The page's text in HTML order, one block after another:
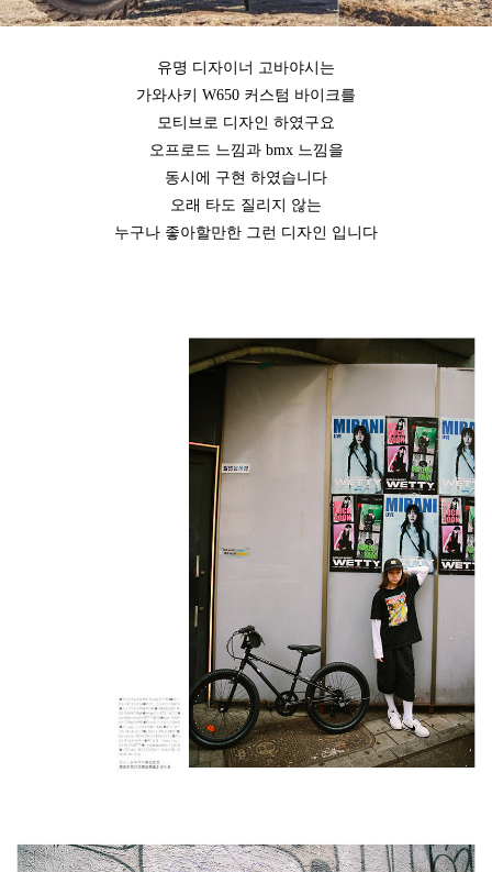
유명 디자이너 고바야시는
가와사키 W650 커스텀 바이크를
모티브로 디자인 하였구요
오프로드 느낌과 bmx 느낌을
동시에 구현 하였습니다
오래 타도 질리지 않는
누구나 좋아할만한 그런 디자인 입니다